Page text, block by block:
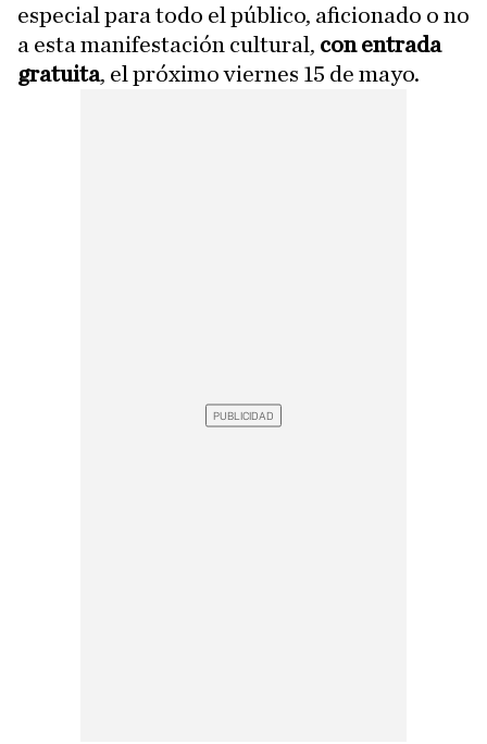
especial para todo el público, aficionado o no
a esta manifestación cultural, con entrada
gratuita, el próximo viernes 15 de mayo.